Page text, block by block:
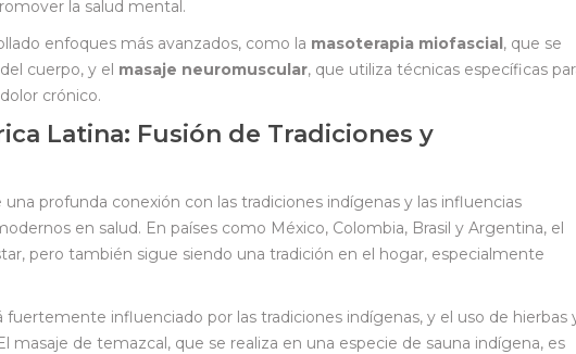
la salud mental.
enfoques más avanzados, como la masoterapia miofascial, que se
cuerpo, y el masaje neuromuscular, que utiliza técnicas específicas
crónico.
Latina: Fusión de Tradiciones y
profunda conexión con las tradiciones indígenas y las influencias
en salud. En países como México, Colombia, Brasil y Argentina, el
pero también sigue siendo una tradición en el hogar, especialmente
fuertemente influenciado por las tradiciones indígenas, y el uso de hierbas
masaje de temazcal, que se realiza en una especie de sauna indígena, es